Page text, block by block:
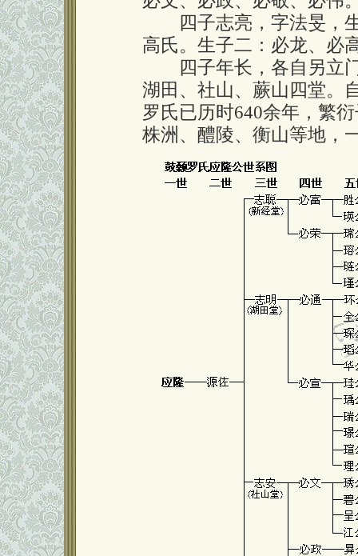
四子志亮，字法旻，生
高氏。生子二：必龙、必
四子年长，各自另立门
湖田、社山、蕨山四堂。
罗氏已历时640余年，繁
株洲、醴陵、衡山等地，